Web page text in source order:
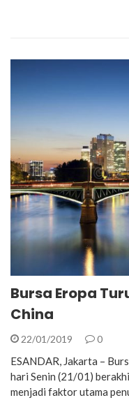
Bursa Eropa
China
22/01/2019 0
ESANDAR, Jakarta –
hari Senin (21/01)
menjadi faktor utama